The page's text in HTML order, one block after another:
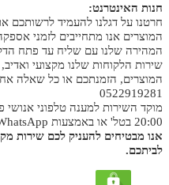
חנות האינטרנט:
חרטנו על דגלנו להעמיד לרשותכם
המוצרים אנו מתחייבים לזמני
המהירה שלנו עם שליח עד פתח
שירות הלקוחות שלנו מקצועי
המוצרים, הזמנתכם או כל שאלה
0522919281
20:00 בטל' או באמצעות WhatsApp במס' .0522919281
אנו מבטיחים להעניק לכם שירות
לביתכם.